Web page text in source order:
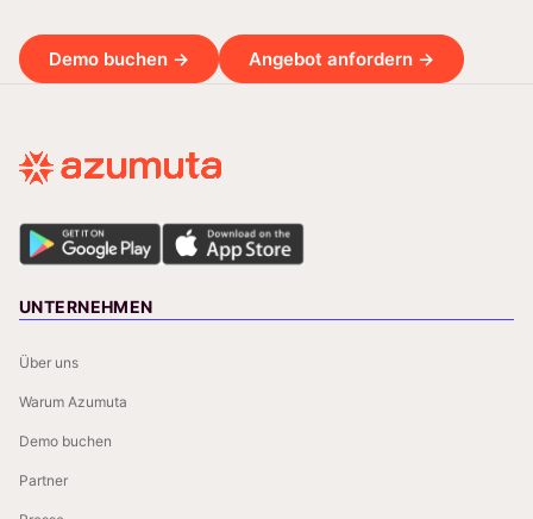
Demo buchen → Angebot anfordern →
UNTERNEHMEN
Über uns
Warum Azumuta
Demo buchen
Partner